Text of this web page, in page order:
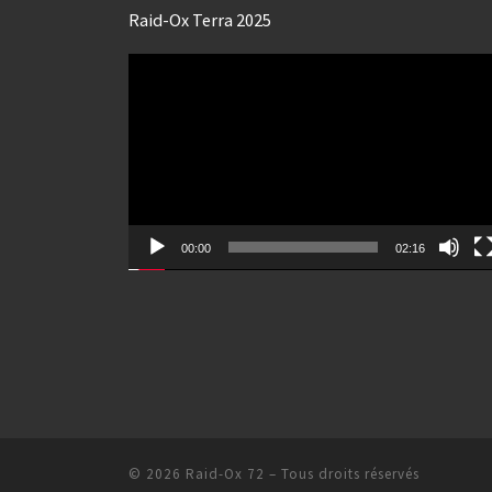
Raid-Ox Terra 2025
00:00 02:16
© 2026 Raid-Ox 72 – Tous droits réservés